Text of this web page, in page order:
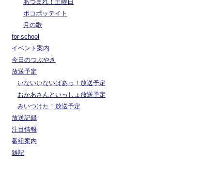
あつまれ！土曜日
ポコポッテイト
月の歌
for school
イベント案内
今日のつぶやき
放送予定
いないいないばあっ！放送予定
おかあさんといっしょ放送予定
みいつけた！放送予定
放送記録
注目情報
番組案内
雑記